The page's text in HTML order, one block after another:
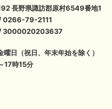
長野県諏訪郡原村6549番地1
0266-79-2111
/ 3000020203637
曜日（祝日、年末年始を除く）
17時15分